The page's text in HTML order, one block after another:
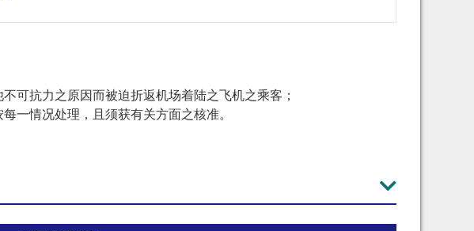
可抗力之原因而被迫折返机场着陆之飞机之乘客；
一情况处理，且须获有关方面之核准。